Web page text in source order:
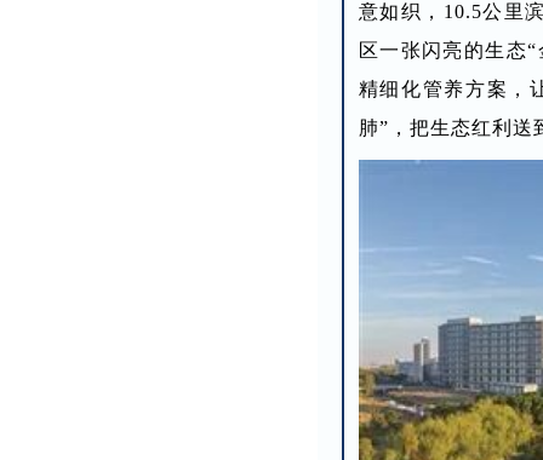
意如织，10.5公里
区一张闪亮的生态
精细化管养方案，
肺”，把生态红利送